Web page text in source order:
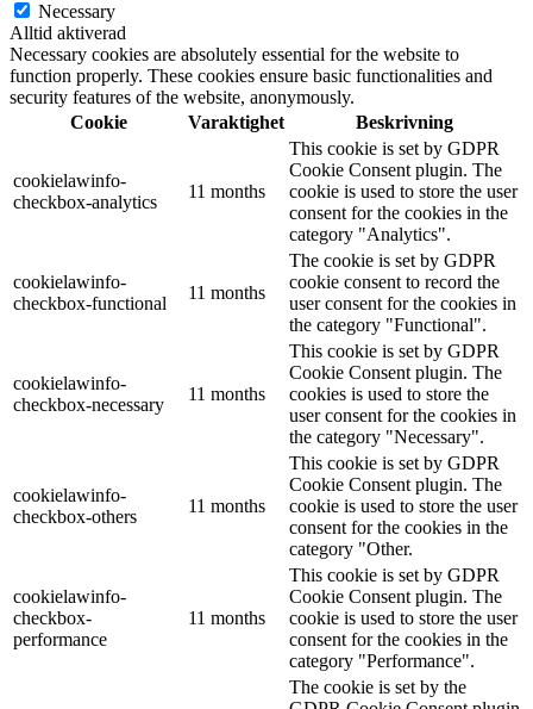
Necessary
Alltid aktiverad
Necessary cookies are absolutely essential for the website to
function properly. These cookies ensure basic functionalities and
security features of the website, anonymously.
Cookie
Varaktighet Beskrivning
cookielawinfo-
checkbox-analytics
11 months
This cookie is set by GDPR
Cookie Consent plugin. The
cookie is used to store the user
consent for the cookies in the
category "Analytics".
cookielawinfo-
checkbox-functional
11 months
The cookie is set by GDPR
cookie consent to record the
user consent for the cookies in
the category "Functional".
cookielawinfo-
checkbox-necessary
11 months
This cookie is set by GDPR
Cookie Consent plugin. The
cookies is used to store the
user consent for the cookies in
the category "Necessary".
cookielawinfo-
checkbox-others
11 months
This cookie is set by GDPR
Cookie Consent plugin. The
cookie is used to store the user
consent for the cookies in the
category "Other.
cookielawinfo-
checkbox-
performance
11 months
This cookie is set by GDPR
Cookie Consent plugin. The
cookie is used to store the user
consent for the cookies in the
category "Performance".
The cookie is set by the